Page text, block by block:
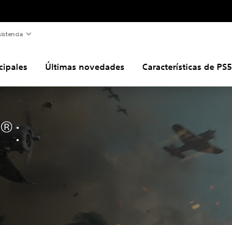
Últimas novedades Características de PS5